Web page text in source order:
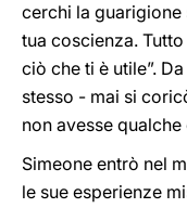
cerchi la guarigione
tua coscienza.
ciò che ti è utile”.
stesso - mai si
non avesse
Simeone entrò nel
le sue esperienze